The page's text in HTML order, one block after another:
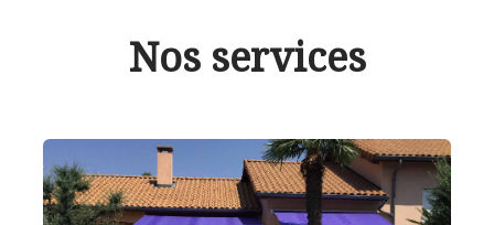
Nos services